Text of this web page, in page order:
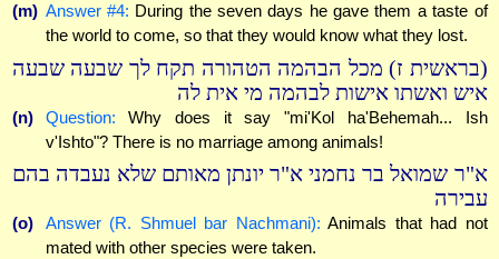
(m) Answer #4: During the seven days he gave them a taste of
the world to come, so that they would know what they lost.
(בראשית ז) מכל הבהמה הטהורה תקח לך שבעה שבעה
איש ואשתו אישות לבהמה מי אית לה
(n) Question: Why does it say "mi'Kol ha'Behemah... Ish
v'Ishto"? There is no marriage among animals!
א"ר שמואל בר נחמני א"ר יונתן מאותם שלא נעבדה בהם
עבירה
(o) Answer (R. Shmuel bar Nachmani): Animals that had not
mated with other species were taken.